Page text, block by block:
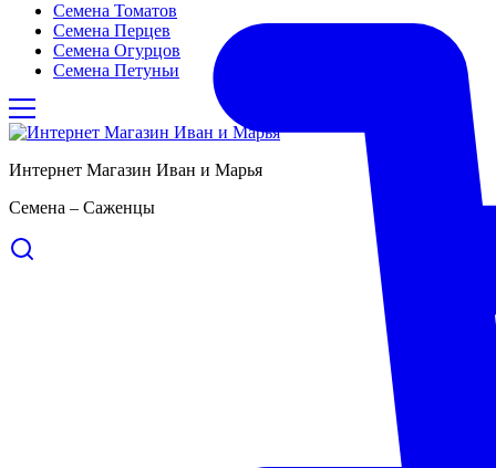
Семена Томатов
Семена Перцев
Семена Огурцов
Семена Петуньи
Интернет Магазин Иван и Марья
Семена – Саженцы